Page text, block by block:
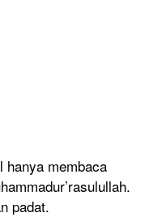
hanya membaca
padat.